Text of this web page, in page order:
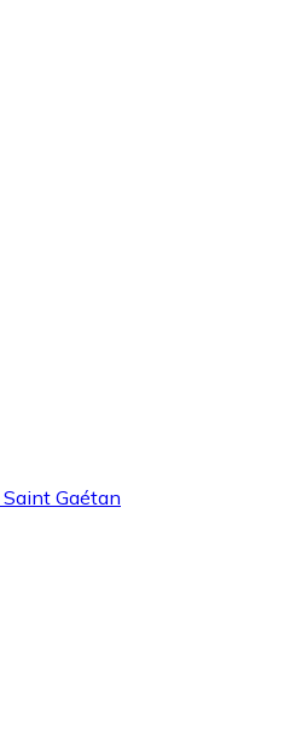
Saint Gaétan